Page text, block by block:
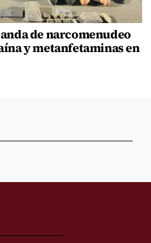
de narcomenudeo
y metanfetaminas en